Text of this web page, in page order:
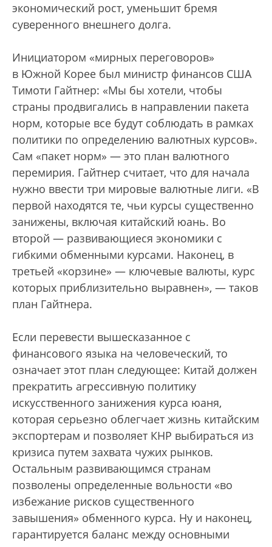
экономический рост, уменьшит бремя
суверенного внешнего долга.
Инициатором «мирных переговоров»
в Южной Корее был министр финансов США
Тимоти Гайтнер: «Мы бы хотели, чтобы
страны продвигались в направлении пакета
норм, которые все будут соблюдать в рамках
политики по определению валютных курсов».
Сам «пакет норм» — это план валютного
перемирия. Гайтнер считает, что для начала
нужно ввести три мировые валютные лиги. «В
первой находятся те, чьи курсы существенно
занижены, включая китайский юань. Во
второй — развивающиеся экономики с
гибкими обменными курсами. Наконец, в
третьей «корзине» — ключевые валюты, курс
которых приблизительно выравнен», — таков
план Гайтнера.
Если перевести вышесказанное с
финансового языка на человеческий, то
означает этот план следующее: Китай должен
прекратить агрессивную политику
искусственного занижения курса юаня,
которая серьезно облегчает жизнь китайским
экспортерам и позволяет КНР выбираться из
кризиса путем захвата чужих рынков.
Остальным развивающимся странам
позволены определенные вольности «во
избежание рисков существенного
завышения» обменного курса. Ну и наконец,
гарантируется баланс между основными